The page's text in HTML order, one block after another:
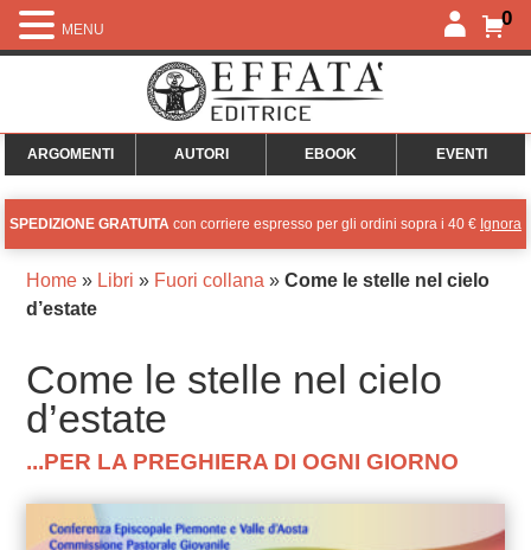
0
ARGOMENTI AUTORI EBOOK EVENTI
SPEDIZIONE GRATUITA con corriere espresso per gli ordini sopra i 40 € Ignora
Home» Libri » Fuori collana » Come le stelle nel cielo
d’estate
Come le stelle nel cielo
d’estate
...PER LA PREGHIERA DI OGNI GIORNO
MENU